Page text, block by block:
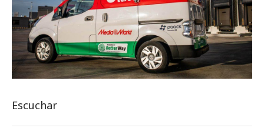
Escuchar